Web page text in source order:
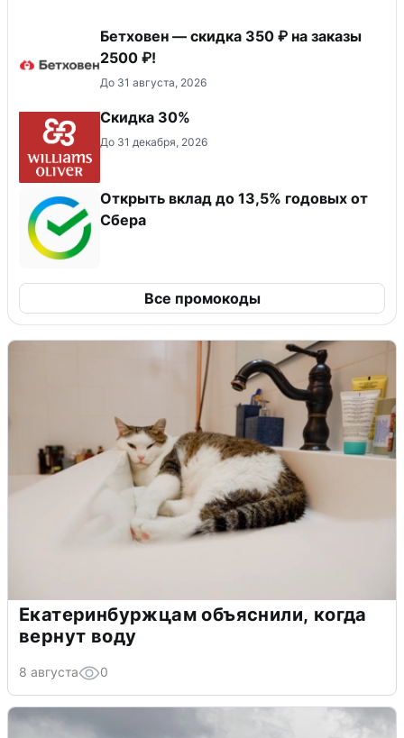
Бетховен — скидка 350 ₽ на заказы
2500 ₽!
До 31 августа, 2026
Скидка 30%
До 31 декабря, 2026
Открыть вклад до 13,5% годовых от
Сбера
Все промокоды
Екатеринбуржцам объяснили, когда
вернут воду
8 августа 0